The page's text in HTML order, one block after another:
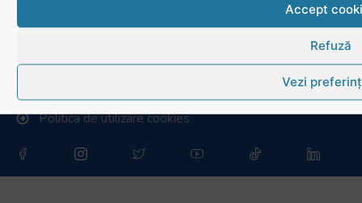
Accept
Refuză
Vezi
Politica de utilizare cookies